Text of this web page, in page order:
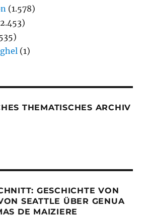
(1.578)
(1)
THEMATISCHES ARCHIV
GESCHICHTE VON
SEATTLE ÜBER GENUA
DE MAIZIERE